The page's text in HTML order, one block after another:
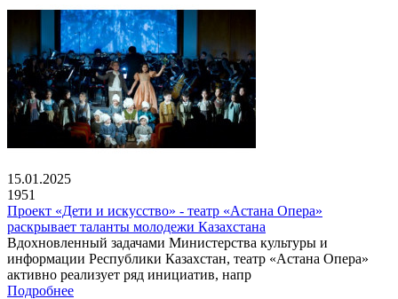
15.01.2025
1951
Проект «Дети и искусство» - театр «Астана Опера»
раскрывает таланты молодежи Казахстана
Вдохновленный задачами Министерства культуры и
информации Республики Казахстан, театр «Астана Опера»
активно реализует ряд инициатив, напр
Подробнее